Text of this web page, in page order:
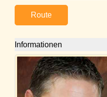
Route
Informationen